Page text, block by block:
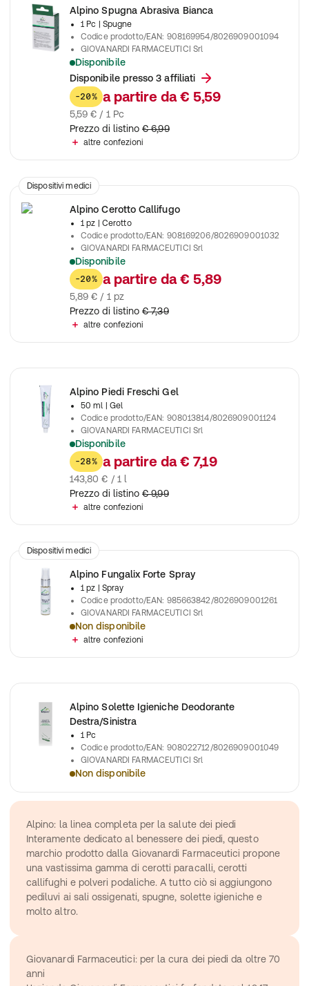
Alpino Spugna Abrasiva Bianca
1 Pc
| Spugne
Codice prodotto/EAN: 908169954/8026909001094
GIOVANARDI FARMACEUTICI Srl
Disponibile
Spugna abrasiva bianca Alpino delicata, elimina callosità e
Disponibile presso 3 affiliati
-20% a partire da € 5,59
5,59 € / 1 Pc
Prezzo di listino € 6,99
altre confezioni
Dispositivi medici
Alpino Cerotto Callifugo
1 pz
| Cerotto
Codice prodotto/EAN: 908169206/8026909001032
GIOVANARDI FARMACEUTICI Srl
Disponibile
Cerotto callifugo Alpino ritagliabile e autoadesivo, rimuove
-20% a partire da € 5,89
5,89 € / 1 pz
Prezzo di listino € 7,39
altre confezioni
Alpino Piedi Freschi Gel
50 ml
| Gel
Codice prodotto/EAN: 908013814/8026909001124
GIOVANARDI FARMACEUTICI Srl
Disponibile
Gel piedi ammorbidente, rinfrescante e deodorante
-28% a partire da € 7,19
143,80 € / 1 l
Prezzo di listino € 9,99
altre confezioni
Dispositivi medici
Alpino Fungalix Forte Spray
1 pz
| Spray
Codice prodotto/EAN: 985663842/8026909001261
GIOVANARDI FARMACEUTICI Srl
Non disponibile
Spray per la prevenzione e il trattamento dell´onicomicosi
altre confezioni
Alpino Solette Igieniche Deodorante
Destra/Sinistra
1 Pc
Codice prodotto/EAN: 908022712/8026909001049
GIOVANARDI FARMACEUTICI Srl
Non disponibile
Alpino: la linea completa per la salute dei piedi
Interamente dedicato al benessere dei piedi, questo
marchio prodotto dalla Giovanardi Farmaceutici propone
una vastissima gamma di cerotti paracalli, cerotti
callifughi e polveri podaliche. A tutto ciò si aggiungono
pediluvi ai sali ossigenati, spugne, solette igieniche e
molto altro.
Giovanardi Farmaceutici: per la cura dei piedi da oltre 70
anni